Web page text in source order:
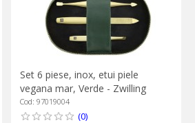
Set 6 piese, inox, etui piele
vegana mar, Verde - Zwilling
PREMIUM
Cod: 97019004
(0)